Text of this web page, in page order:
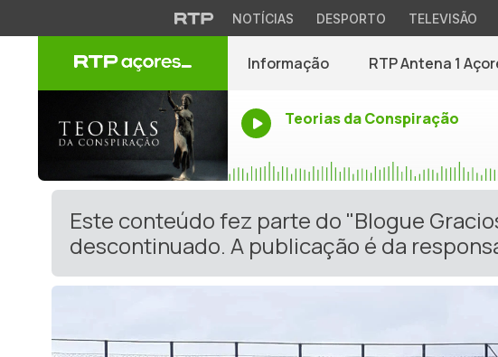
NOTÍCIAS DESPORTO TELEVISÃO
Informação RTP Antena 1
Teorias da Conspiração
Este conteúdo fez parte do "Blogue
descontinuado. A publicação é da